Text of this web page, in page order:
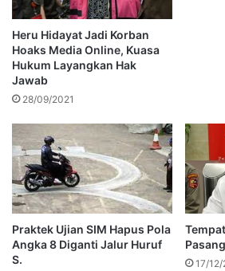
Heru Hidayat Jadi Korban
Hoaks Media Online, Kuasa
Hukum Layangkan Hak
Jawab
28/09/2021
Praktek Ujian SIM Hapus Pola
Angka 8 Diganti Jalur Huruf
S.
17/